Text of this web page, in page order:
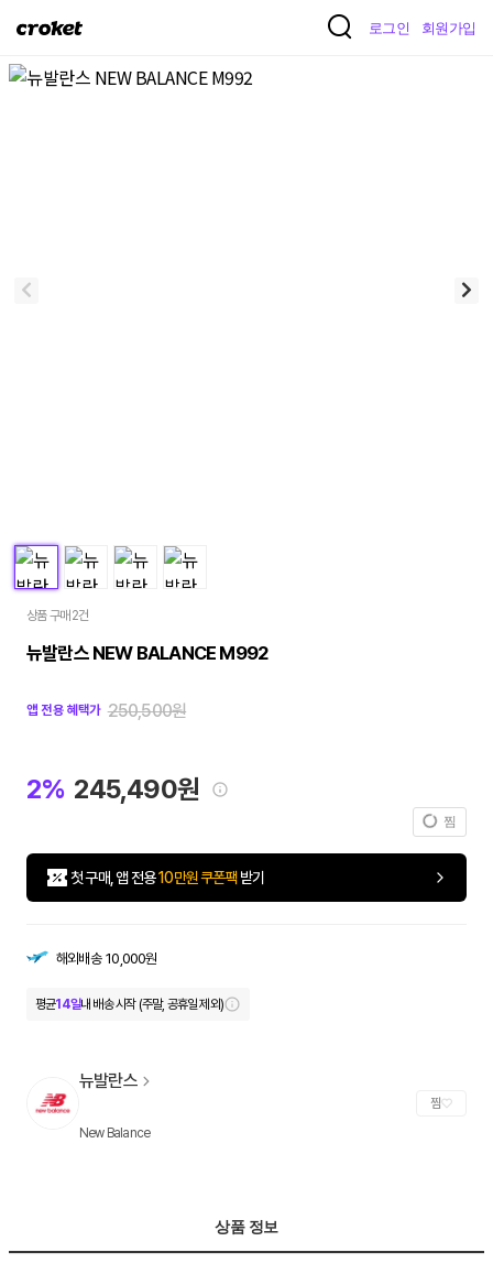
크
켓
로그인 회원가입
상품 구매 2건
뉴발란스 NEW BALANCE M992
앱 전용 혜택가 250,500원
2% 245,490원
찜
첫 구매, 앱 전용10만원 쿠폰팩 받기
해외배송 10,000원
평균14일내 배송 시작 (주말, 공휴일 제외)
뉴발란스
New Balance
찜
상품 정보